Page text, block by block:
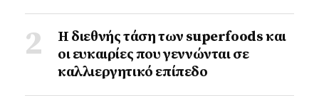
Η διεθνής τάση των superfoods και
οι ευκαιρίες που γεννώνται σε
καλλιεργητικό επίπεδο